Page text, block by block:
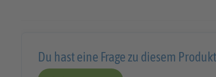
Du hast eine Frage zu diesem